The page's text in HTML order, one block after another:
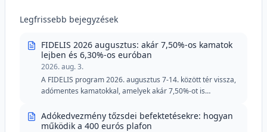
Legfrissebb bejegyzések
FIDELIS 2026 augusztus: akár 7,50%-os kamatok
lejben és 6,30%-os euróban
2026. aug. 3.
A FIDELIS program 2026. augusztus 7-14. között tér vissza,
adómentes kamatokkal, amelyek akár 7,50%-ot is
kiadás két különleges részletet tartalmaz véradók számára,
csökkentett minimális küszöbértékekkel lejben és euróban.
Adókedvezmény tőzsdei befektetésekre: hogyan
működik a 400 eurós plafon